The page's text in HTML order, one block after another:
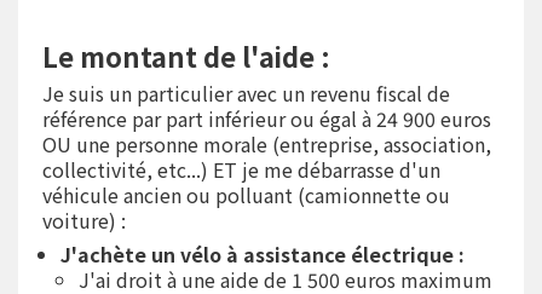
Le montant de l'aide :
Je suis un particulier avec un revenu fiscal de
référence par part inférieur ou égal à 24 900 euros
OU une personne morale (entreprise, association,
collectivité, etc...) ET je me débarrasse d'un
véhicule ancien ou polluant (camionnette ou
voiture) :
J'achète un vélo à assistance électrique :
J'ai droit à une aide de 1 500 euros maximum